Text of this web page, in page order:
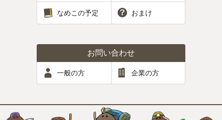
なめこの予定 おまけ
お問い合わせ
一般の方 企業の方